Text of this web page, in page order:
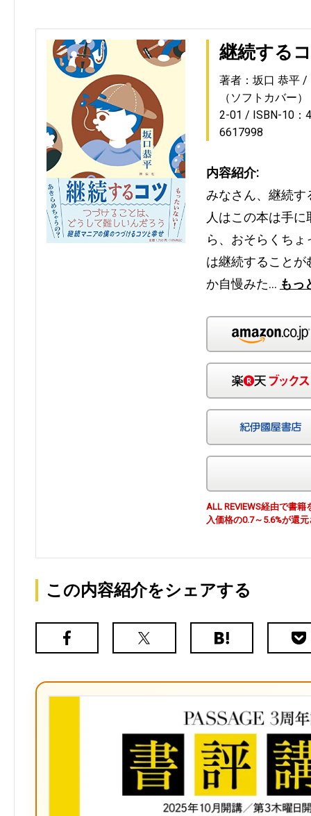
継続する
著者：坂口 恭平
（ソフトカバー
2-01
ISBN-10：
6617998
内容紹介:
みなさん、継続す
人はこの本は手
ら、おそらくち
は継続すること
か自慢みた… もっ
ALL REVIEWS経由で書
入価格の0.7～5.6%が還
この内容紹介をシェアする
Facebook
X（旧
は
ク
マ
ー
ク